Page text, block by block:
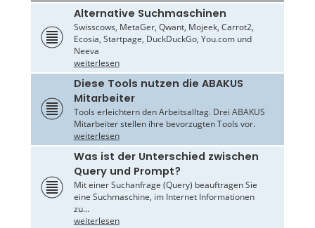
Alternative Suchmaschinen
Swisscows, MetaGer, Qwant, Mojeek, Carrot2,
Ecosia, Startpage, DuckDuckGo, You.com und
Neeva
weiterlesen
Diese Tools nutzen die ABAKUS
Mitarbeiter
Tools erleichtern den Arbeitsalltag. Drei ABAKUS
Mitarbeiter stellen ihre bevorzugten Tools vor.
weiterlesen
Was ist der Unterschied zwischen
Query und Prompt?
Mit einer Suchanfrage (Query) beauftragen Sie
eine Suchmaschine, im Internet Informationen
zu...
weiterlesen